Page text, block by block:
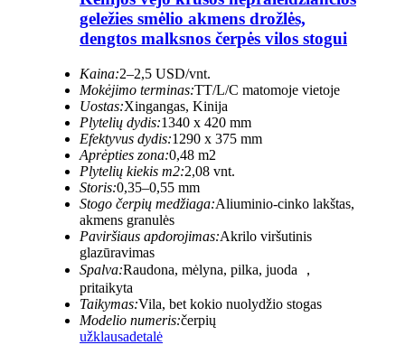
geležies smėlio akmens drožlės,
dengtos malksnos čerpės vilos stogui
Kaina:2–2,5 USD/vnt.
Mokėjimo terminas:TT/L/C matomoje vietoje
Uostas:Xingangas, Kinija
Plytelių dydis:1340 x 420 mm
Efektyvus dydis:1290 x 375 mm
Aprėpties zona:0,48 m2
Plytelių kiekis m2:2,08 vnt.
Storis:0,35–0,55 mm
Stogo čerpių medžiaga:Aliuminio-cinko lakštas,
akmens granulės
Paviršiaus apdorojimas:Akrilo viršutinis
glazūravimas
Spalva:Raudona, mėlyna, pilka, juoda ，
pritaikyta
Taikymas:Vila, bet kokio nuolydžio stogas
Modelio numeris:čerpių
užklausadetalė